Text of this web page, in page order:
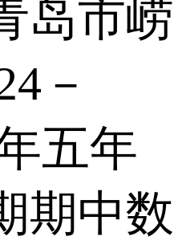
岛市崂
－
五年
期中数